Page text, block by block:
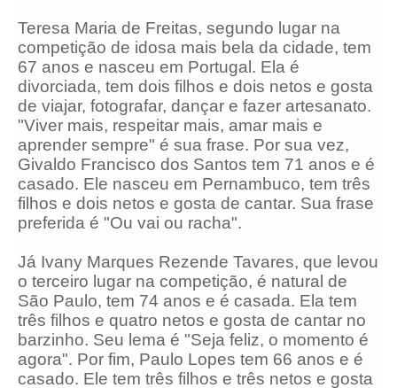
Teresa Maria de Freitas, segundo lugar na
competição de idosa mais bela da cidade, tem
67 anos e nasceu em Portugal. Ela é
divorciada, tem dois filhos e dois netos e gosta
de viajar, fotografar, dançar e fazer artesanato.
"Viver mais, respeitar mais, amar mais e
aprender sempre" é sua frase. Por sua vez,
Givaldo Francisco dos Santos tem 71 anos e é
casado. Ele nasceu em Pernambuco, tem três
filhos e dois netos e gosta de cantar. Sua frase
preferida é "Ou vai ou racha".
Já Ivany Marques Rezende Tavares, que levou
o terceiro lugar na competição, é natural de
São Paulo, tem 74 anos e é casada. Ela tem
três filhos e quatro netos e gosta de cantar no
barzinho. Seu lema é "Seja feliz, o momento é
agora". Por fim, Paulo Lopes tem 66 anos e é
casado. Ele tem três filhos e três netos e gosta